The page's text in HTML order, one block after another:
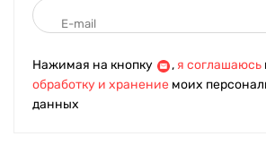
Нажимая на кнопку , я соглашаюсь
обработку и хранение моих
данных